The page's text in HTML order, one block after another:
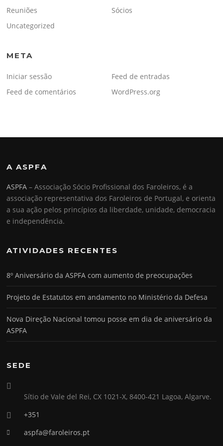
Reuniões
Sócios
Uncategorized
META
Iniciar sessão
Feed de entradas
Feed de comentários
WordPress.org
A ASPFA
ASPFA – Associação Sócio Profissional dos Faroleiros, é a
associação representativa dos Faroleiros de Portugal, e orienta
a sua ação pelos princípios da liberdade, unidade, democracia
e independência.
ATIVIDADES RECENTES
8º Aniversário da ASPFA com aumento de preocupações
Projeto de Estatutos em andamento no Ministério da Defesa
Nova Direção Nacional tomou posse em dia de aniversário da
ASPFA
SEDE
Sítio de Vale del Rei, CX 1021-X, 8400-421 Lagoa, Algarve.
+351
aspfa@faroleiros.pt